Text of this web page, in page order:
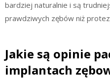
bardziej naturalnie i są
prawdziwych zębów niż
Jakie są opinie
implantach